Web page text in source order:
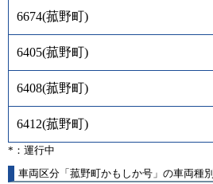
6674(菰野町)
6405(菰野町)
6408(菰野町)
6412(菰野町)
*：運行中
車両区分「菰野町かもしか号」の車両種別